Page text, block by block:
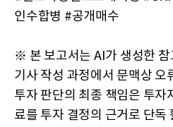
인수합병 #공개매수
※ 본 보고서는 AI가 생성한 참
기사 작성 과정에서 문맥상 오
투자 판단의 최종 책임은 투자
료를 투자 결정의 근거로 단독